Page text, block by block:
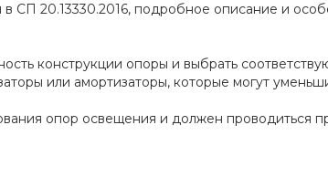
20.13330.2016, подробное описание и
конструкции опоры и выбрать
или амортизаторы, которые могут
опор освещения и должен проводиться